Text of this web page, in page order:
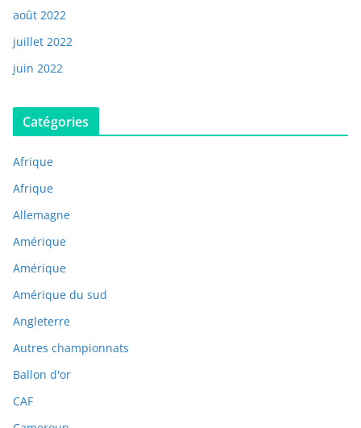
août 2022
juillet 2022
juin 2022
Catégories
Afrique
Afrique
Allemagne
Amérique
Amérique
Amérique du sud
Angleterre
Autres championnats
Ballon d'or
CAF